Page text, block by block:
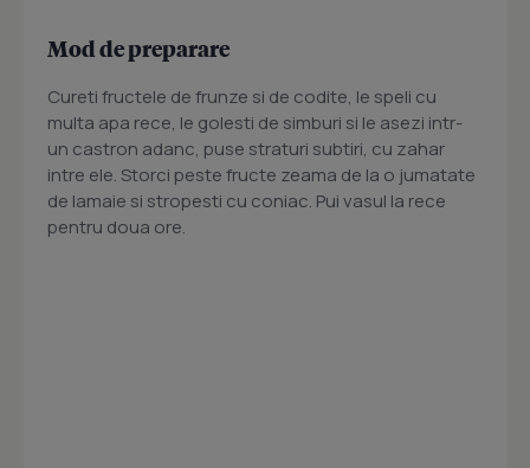
Mod de preparare
Cureti fructele de frunze si de codite, le speli cu
multa apa rece, le golesti de simburi si le asezi intr-
un castron adanc, puse straturi subtiri, cu zahar
intre ele. Storci peste fructe zeama de la o jumatate
de lamaie si stropesti cu coniac. Pui vasul la rece
pentru doua ore.